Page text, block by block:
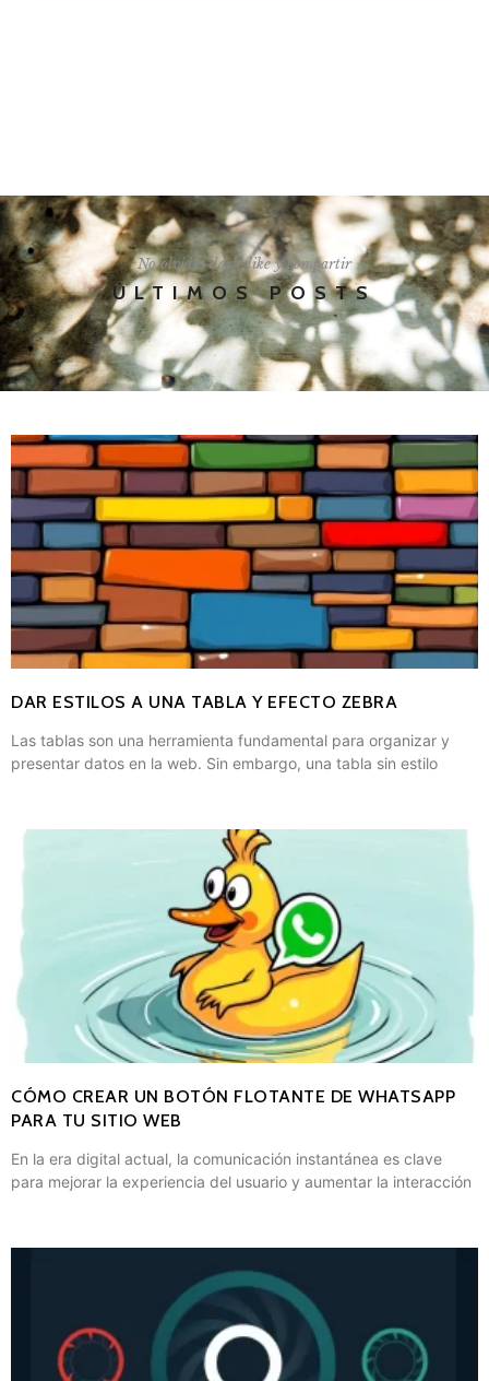
No olvides darle like y compartir
ÚLTIMOS POSTS
DAR ESTILOS A UNA TABLA Y EFECTO ZEBRA
Las tablas son una herramienta fundamental para organizar y
presentar datos en la web. Sin embargo, una tabla sin estilo
CÓMO CREAR UN BOTÓN FLOTANTE DE WHATSAPP
PARA TU SITIO WEB
En la era digital actual, la comunicación instantánea es clave
para mejorar la experiencia del usuario y aumentar la interacción